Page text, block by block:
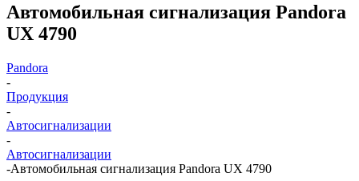
Автомобильная сигнализация Pandora
UX 4790
Pandora
-
Продукция
-
Автосигнализации
-
Автосигнализации
-Автомобильная сигнализация Pandora UX 4790